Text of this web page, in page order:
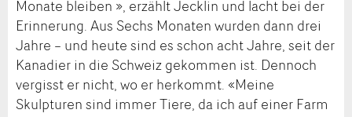
Monate bleiben », erzählt Jecklin und lacht bei der
Erinnerung. Aus Sechs Monaten wurden dann drei
Jahre – und heute sind es schon acht Jahre, seit der
Kanadier in die Schweiz gekommen ist. Dennoch
vergisst er nicht, wo er herkommt. «Meine
Skulpturen sind immer Tiere, da ich auf einer Farm